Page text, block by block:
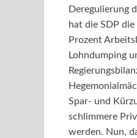
Deregulierung
hat die SDP
Prozent
Lohndumping
Spar- und
schlimmere
werden. Nun,